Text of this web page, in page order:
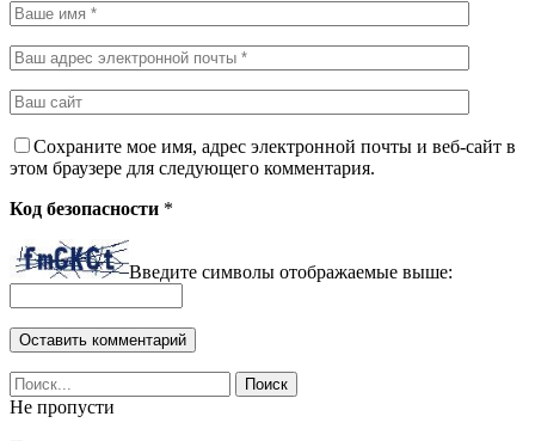
Сохраните мое имя, адрес электронной почты и веб-сайт в
этом браузере для следующего комментария.
Код безопасности *
Введите символы отображаемые выше:
Не пропусти